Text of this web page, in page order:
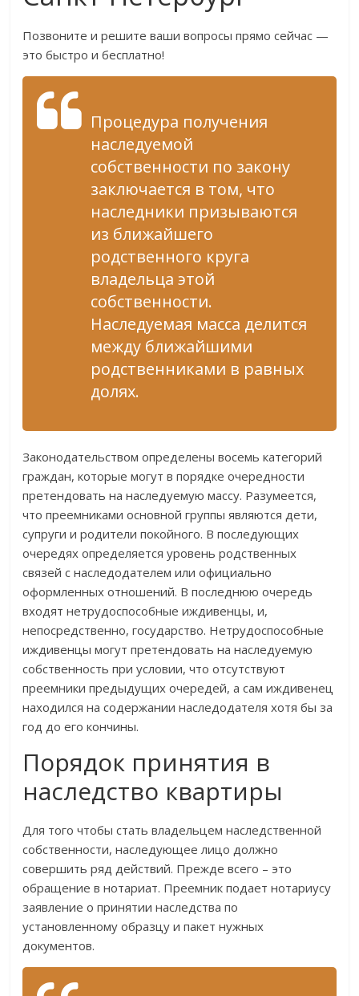
Позвоните и решите ваши вопросы прямо сейчас —
это быстро и бесплатно!
Процедура получения
наследуемой
собственности по закону
заключается в том, что
наследники призываются
из ближайшего
родственного круга
владельца этой
собственности.
Наследуемая масса делится
между ближайшими
родственниками в равных
долях.
Законодательством определены восемь категорий
граждан, которые могут в порядке очередности
претендовать на наследуемую массу. Разумеется,
что преемниками основной группы являются дети,
супруги и родители покойного. В последующих
очередях определяется уровень родственных
связей с наследодателем или официально
оформленных отношений. В последнюю очередь
входят нетрудоспособные иждивенцы, и,
непосредственно, государство. Нетрудоспособные
иждивенцы могут претендовать на наследуемую
собственность при условии, что отсутствуют
преемники предыдущих очередей, а сам иждивенец
находился на содержании наследодателя хотя бы за
год до его кончины.
Порядок принятия в
наследство квартиры
Для того чтобы стать владельцем наследственной
собственности, наследующее лицо должно
совершить ряд действий. Прежде всего – это
обращение в нотариат. Преемник подает нотариусу
заявление о принятии наследства по
установленному образцу и пакет нужных
документов.